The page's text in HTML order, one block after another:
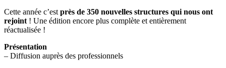
Cette année c’est près de 350 nouvelles structures qui nous ont
rejoint ! Une édition encore plus complète et entièrement
réactualisée !
Présentation
– Diffusion auprès des professionnels